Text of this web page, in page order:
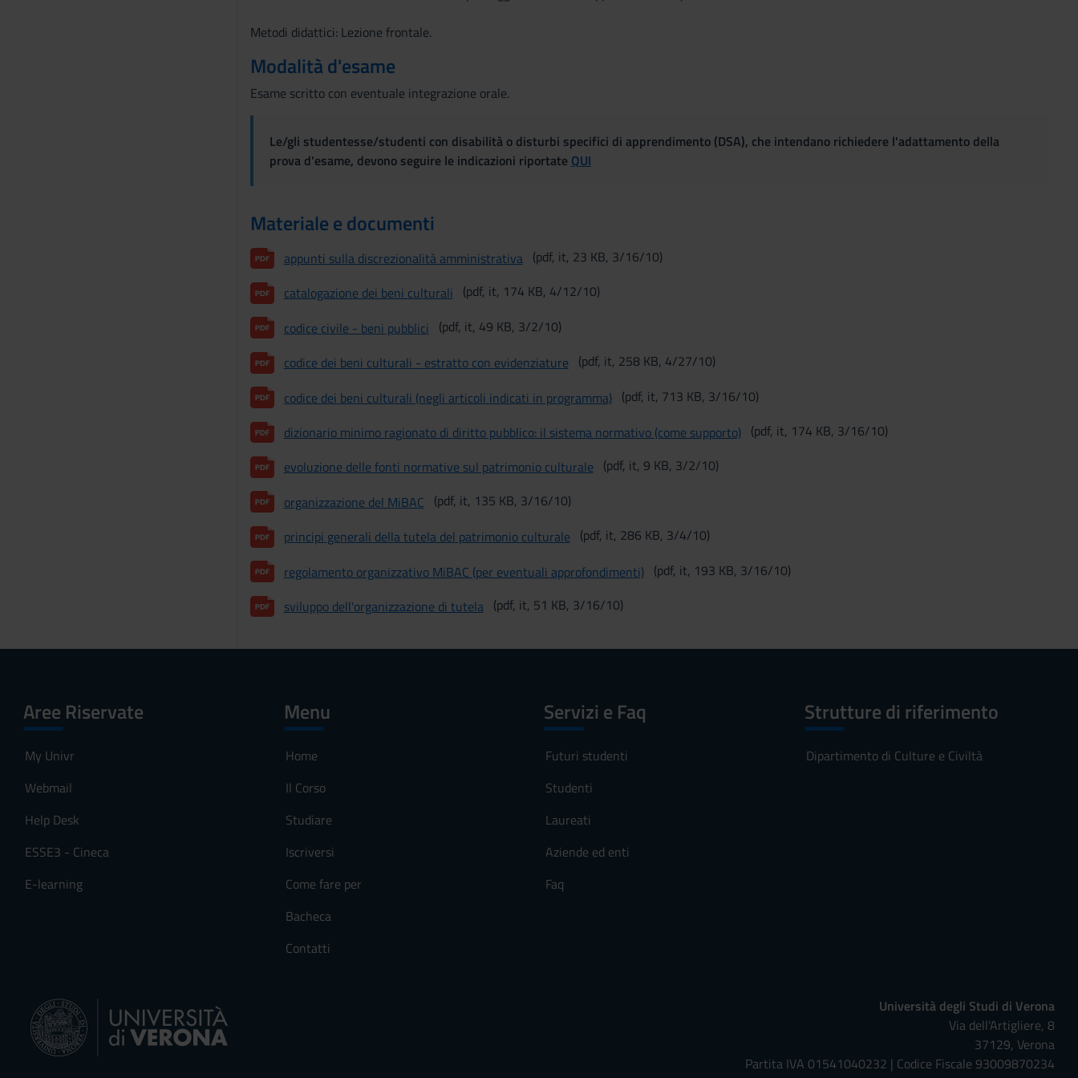
Metodi didattici: Lezione frontale.
Modalità d'esame
Esame scritto con eventuale integrazione orale.
Le/gli studentesse/studenti con disabilità o disturbi specifici di apprendimento (DSA), che intendano richiedere l'adattamento della
prova d'esame, devono seguire le indicazioni riportate QUI
Materiale e documenti
appunti sulla discrezionalità amministrativa (pdf, it, 23 KB, 3/16/10)
catalogazione dei beni culturali
(pdf, it, 174 KB, 4/12/10)
codice civile - beni pubblici
(pdf, it, 49 KB, 3/2/10)
codice dei beni culturali - estratto con evidenziature (pdf, it, 258 KB, 4/27/10)
codice dei beni culturali (negli articoli indicati in programma) (pdf, it, 713 KB, 3/16/10)
dizionario minimo ragionato di diritto pubblico: il sistema normativo (come supporto) (pdf, it, 174 KB, 3/16/10)
evoluzione delle fonti normative sul patrimonio culturale (pdf, it, 9 KB, 3/2/10)
organizzazione del MiBAC (pdf, it, 135 KB, 3/16/10)
principi generali della tutela del patrimonio culturale (pdf, it, 286 KB, 3/4/10)
regolamento organizzativo MiBAC (per eventuali approfondimenti) (pdf, it, 193 KB, 3/16/10)
sviluppo dell'organizzazione di tutela (pdf, it, 51 KB, 3/16/10)
Aree Riservate
My Univr
Webmail
Help Desk
ESSE3 - Cineca
E-learning
Menu
Home
Il Corso
Studiare
Iscriversi
Come fare per
Bacheca
Contatti
Servizi e Faq
Futuri studenti
Studenti
Laureati
Aziende ed enti
Faq
Strutture di riferimento
Dipartimento di Culture e Civiltà
Università degli Studi di Verona
Via dell'Artigliere, 8
37129, Verona
Partita IVA 01541040232 | Codice Fiscale 93009870234